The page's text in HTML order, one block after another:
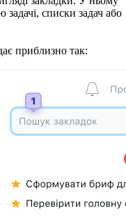
задачі, списки задач або
приблизно так: